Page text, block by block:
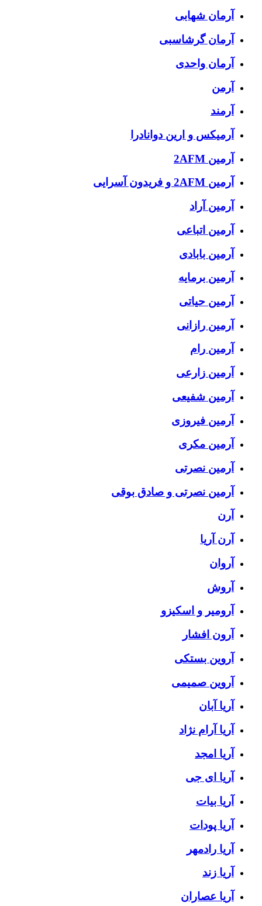
آرمان شهابی
آرمان گرشاسبی
آرمان واحدی
آرمن
آرمند
آرمیکس و ارین دوانادرا
آرمین 2AFM
آرمین 2AFM و فریدون آسرایی
آرمین آراد
آرمین اتباعی
آرمین بابادی
آرمین برمایه
آرمین حیاتی
آرمین رازانی
آرمین رام
آرمین زارعی
آرمین شفیعی
آرمین فیروزی
آرمین مکری
آرمین نصرتی
آرمین نصرتی و صادق بوقی
آرن
آرن آریا
آروان
آروش
آرومیر و اسکیزو
آرون افشار
آروین بستکی
آروین صمیمی
آریا آبان
آریا آرام نژاد
آریا امجد
آریا ای جی
آریا بیات
آریا پودات
آریا رادمهر
آریا زند
آریا عصاران